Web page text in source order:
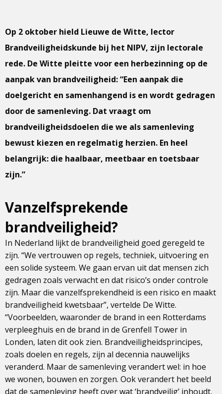
Op 2 oktober hield Lieuwe de Witte, lector
Brandveiligheidskunde bij het NIPV, zijn lectorale
rede. De Witte pleitte voor een herbezinning op de
aanpak van brandveiligheid: “Een aanpak die
doelgericht en samenhangend is en wordt gedragen
door de samenleving. Dat vraagt om
brandveiligheidsdoelen die we als samenleving
bewust kiezen en regelmatig herzien. En heel
belangrijk: die haalbaar, meetbaar en toetsbaar
zijn.”
Vanzelfsprekende
brandveiligheid?
In Nederland lijkt de brandveiligheid goed geregeld te
zijn. “We vertrouwen op regels, techniek, uitvoering en
een solide systeem. We gaan ervan uit dat mensen zich
gedragen zoals verwacht en dat risico’s onder controle
zijn. Maar die vanzelfsprekendheid is een risico en maakt
brandveiligheid kwetsbaar”, vertelde De Witte.
“Voorbeelden, waaronder de brand in een Rotterdams
verpleeghuis en de brand in de Grenfell Tower in
Londen, laten dit ook zien. Brandveiligheidsprincipes,
zoals doelen en regels, zijn al decennia nauwelijks
veranderd. Maar de samenleving verandert wel: in hoe
we wonen, bouwen en zorgen. Ook verandert het beeld
dat de samenleving heeft over wat ‘brandveilig’ inhoudt.